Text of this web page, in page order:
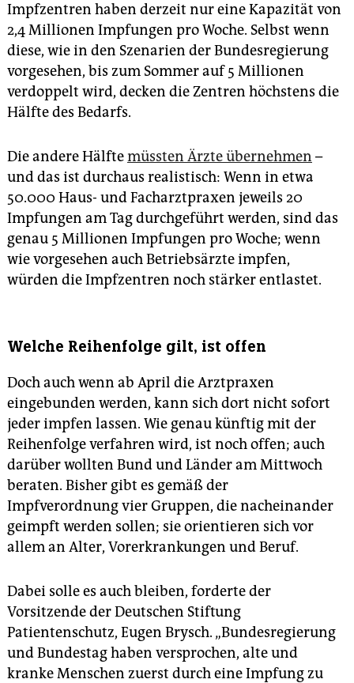
Impfzentren haben derzeit nur eine Kapazität von
2,4 Millionen Impfungen pro Woche. Selbst wenn
diese, wie in den Szenarien der Bundesregierung
vorgesehen, bis zum Sommer auf 5 Millionen
verdoppelt wird, decken die Zentren höchstens die
Hälfte des Bedarfs.
Die andere Hälftemüssten Ärzte übernehmen –
und das ist durchaus realistisch: Wenn in etwa
50.000 Haus- und Facharztpraxen jeweils 20
Impfungen am Tag durchgeführt werden, sind das
genau 5 Millionen Impfungen pro Woche; wenn
wie vorgesehen auch Betriebsärzte impfen,
würden die Impfzentren noch stärker entlastet.
Welche Reihenfolge gilt, ist offen
Doch auch wenn ab April die Arztpraxen
eingebunden werden, kann sich dort nicht sofort
jeder impfen lassen. Wie genau künftig mit der
Reihenfolge verfahren wird, ist noch offen; auch
darüber wollten Bund und Länder am Mittwoch
beraten. Bisher gibt es gemäß der
Impfverordnung vier Gruppen, die nacheinander
geimpft werden sollen; sie orientieren sich vor
allem an Alter, Vorerkrankungen und Beruf.
Dabei solle es auch bleiben, forderte der
Vorsitzende der Deutschen Stiftung
Patientenschutz, Eugen Brysch. „Bundesregierung
und Bundestag haben versprochen, alte und
kranke Menschen zuerst durch eine Impfung zu